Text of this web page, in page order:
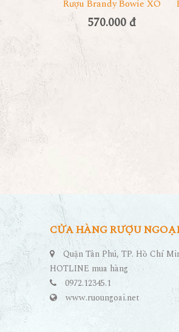
Rượu Brandy Bowie XO
570.000 đ
CỬA HÀNG RƯỢU
Quận Tân Phú, TP. Hồ Chí
HOTLINE mua hàng
0972.12345.1
www.ruoungoai.net